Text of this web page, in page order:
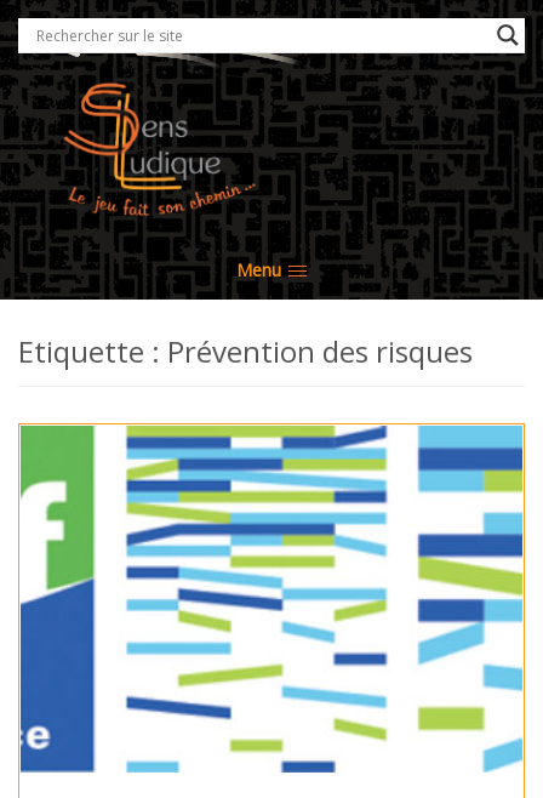
Menu
Etiquette : Prévention des risques